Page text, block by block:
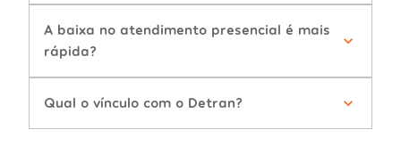
A baixa no atendimento presencial é mais
rápida?
Qual o vínculo com o Detran?